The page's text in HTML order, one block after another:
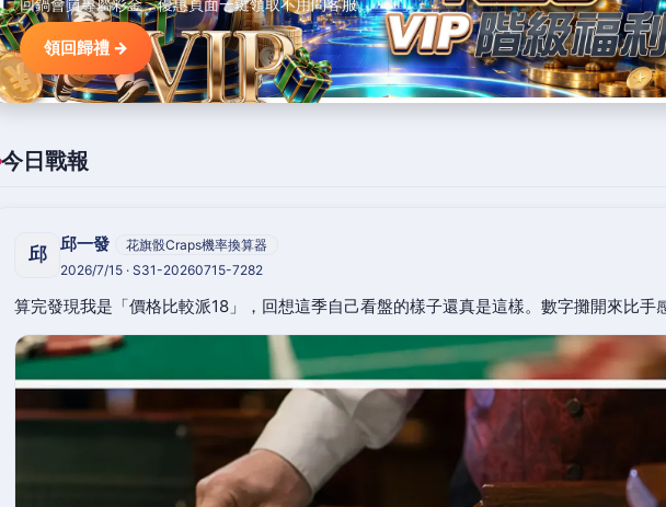
領回歸禮 →
今日戰報
邱 邱一發
花旗骰Craps機率換算器
2026/7/15 · S31-20260715-7282
算完發現我是「價格比較派18」，回想這季自己看盤的樣子還真是這樣。數字攤開來比手